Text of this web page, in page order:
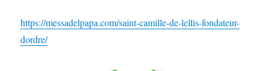
https://messadelpapa.com/saint-camille-de-lellis-fondateur-
dordre/